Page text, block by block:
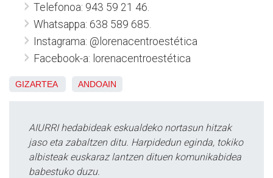
Telefonoa: 943 59 21 46.
Whatsappa: 638 589 685.
Instagrama: @lorenacentroestética
Facebook-a: lorenacentroestética
GIZARTEA ANDOAIN
AIURRI hedabideak eskualdeko nortasun hitzak
jaso eta zabaltzen ditu. Harpidedun eginda, tokiko
albisteak euskaraz lantzen dituen komunikabidea
babestuko duzu.